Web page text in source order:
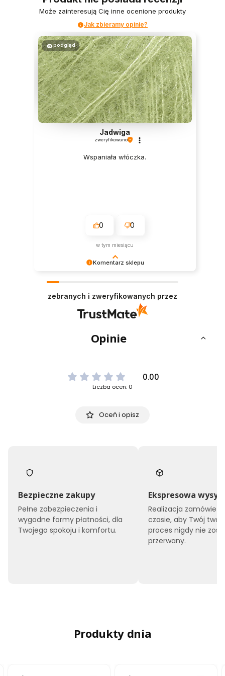
Może zainteresują Cię inne ocenione produkty
Jak zbieramy opinie?
Komentarz sklepu
klienta i Twoja recenzja potwierdza nasze wysiłki
- dziękujemy raz jeszcze i mamy nadzieję - do
szybkiego zobaczenia!
podgląd
Jadwiga
zweryfikowano
Wspaniała włóczka.
0 0
w tym miesiącu
zebranych i zweryfikowanych przez
Opinie
0.00
Liczba ocen: 0
Oceń i opisz
Bezpieczne zakupy
Pełne zabezpieczenia i
wygodne formy płatności, dla
Twojego spokoju i komfortu.
Ekspresowa
Realizacja zamówień
czasie, aby Twój
proces nigdy nie
przerwany.
Produkty dnia